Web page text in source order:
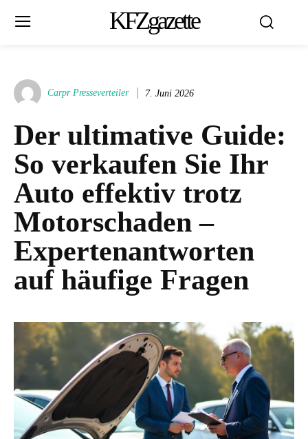
KFZgazette
Carpr Presseverteiler 7. Juni 2026
Der ultimative Guide:
So verkaufen Sie Ihr
Auto effektiv trotz
Motorschaden –
Expertenantworten
auf häufige Fragen